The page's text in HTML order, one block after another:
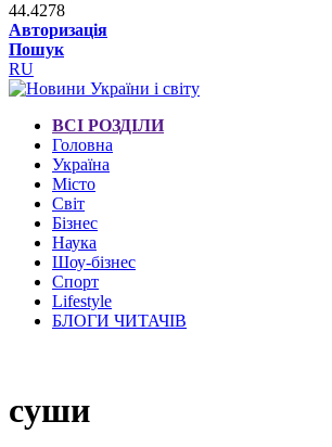
44.4278
Авторизація
Пошук
RU
ВСІ РОЗДІЛИ
Головна
Україна
Місто
Світ
Бізнес
Наука
Шоу-бізнес
Спорт
Lifestyle
БЛОГИ ЧИТАЧІВ
суши